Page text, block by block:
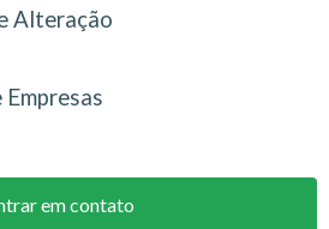
Alteração
em contato